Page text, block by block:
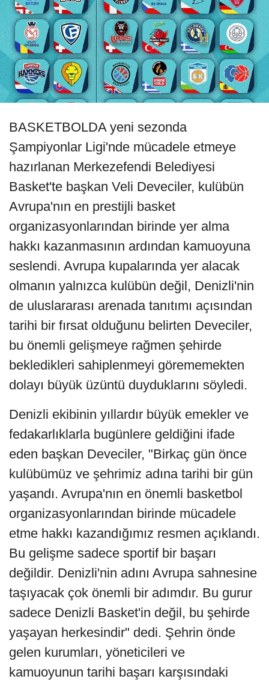
BASKETBOLDA yeni sezonda
Şampiyonlar Ligi'nde mücadele etmeye
hazırlanan Merkezefendi Belediyesi
Basket'te başkan Veli Deveciler, kulübün
Avrupa'nın en prestijli basket
organizasyonlarından birinde yer alma
hakkı kazanmasının ardından kamuoyuna
seslendi. Avrupa kupalarında yer alacak
olmanın yalnızca kulübün değil, Denizli'nin
de uluslararası arenada tanıtımı açısından
tarihi bir fırsat olduğunu belirten Deveciler,
bu önemli gelişmeye rağmen şehirde
bekledikleri sahiplenmeyi görememekten
dolayı büyük üzüntü duyduklarını söyledi.
Denizli ekibinin yıllardır büyük emekler ve
fedakarlıklarla bugünlere geldiğini ifade
eden başkan Deveciler, "Birkaç gün önce
kulübümüz ve şehrimiz adına tarihi bir gün
yaşandı. Avrupa'nın en önemli basketbol
organizasyonlarından birinde mücadele
etme hakkı kazandığımız resmen açıklandı.
Bu gelişme sadece sportif bir başarı
değildir. Denizli'nin adını Avrupa sahnesine
taşıyacak çok önemli bir adımdır. Bu gurur
sadece Denizli Basket'in değil, bu şehirde
yaşayan herkesindir" dedi. Şehrin önde
gelen kurumları, yöneticileri ve
kamuoyunun tarihi başarı karşısındaki